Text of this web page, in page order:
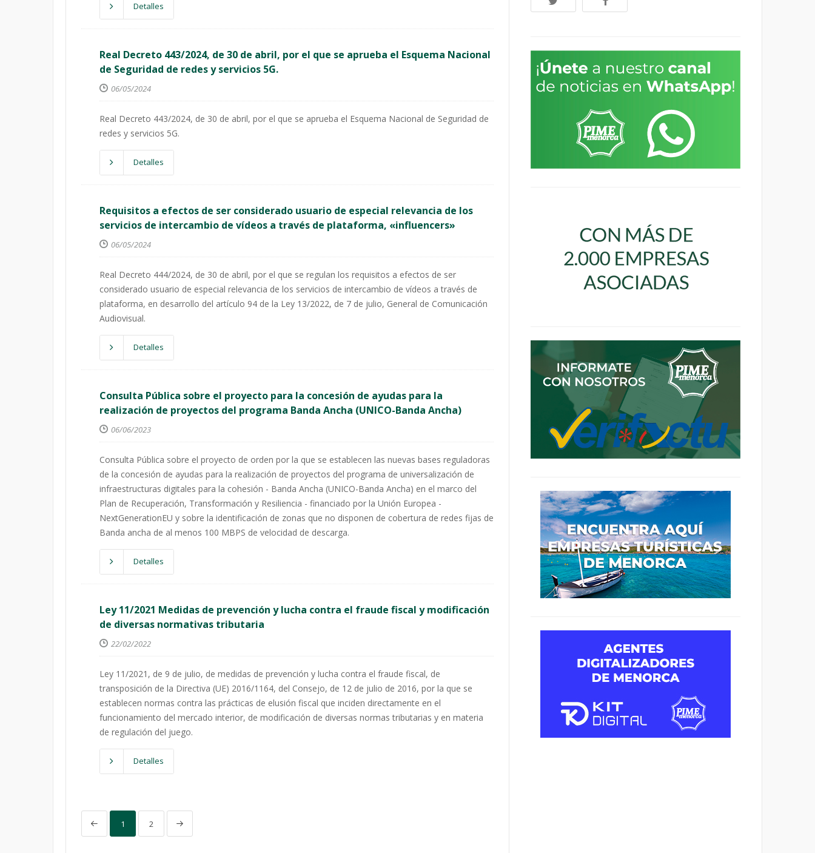
Detalles
Real Decreto 443/2024, de 30 de abril, por el que se aprueba el Esquema Nacional
de Seguridad de redes y servicios 5G.
06/05/2024
Real Decreto 443/2024, de 30 de abril, por el que se aprueba el Esquema Nacional de Seguridad de
redes y servicios 5G.
Detalles
Requisitos a efectos de ser considerado usuario de especial relevancia de los
servicios de intercambio de vídeos a través de plataforma, «influencers»
06/05/2024
Real Decreto 444/2024, de 30 de abril, por el que se regulan los requisitos a efectos de ser
considerado usuario de especial relevancia de los servicios de intercambio de vídeos a través de
plataforma, en desarrollo del artículo 94 de la Ley 13/2022, de 7 de julio, General de Comunicación
Audiovisual.
Detalles
Consulta Pública sobre el proyecto para la concesión de ayudas para la
realización de proyectos del programa Banda Ancha (UNICO-Banda Ancha)
06/06/2023
Consulta Pública sobre el proyecto de orden por la que se establecen las nuevas bases reguladoras
de la concesión de ayudas para la realización de proyectos del programa de universalización de
infraestructuras digitales para la cohesión - Banda Ancha (UNICO-Banda Ancha) en el marco del
Plan de Recuperación, Transformación y Resiliencia - financiado por la Unión Europea -
NextGenerationEU y sobre la identificación de zonas que no disponen de cobertura de redes fijas de
Banda ancha de al menos 100 MBPS de velocidad de descarga.
Detalles
Ley 11/2021 Medidas de prevención y lucha contra el fraude fiscal y modificación
de diversas normativas tributaria
22/02/2022
Ley 11/2021, de 9 de julio, de medidas de prevención y lucha contra el fraude fiscal, de
transposición de la Directiva (UE) 2016/1164, del Consejo, de 12 de julio de 2016, por la que se
establecen normas contra las prácticas de elusión fiscal que inciden directamente en el
funcionamiento del mercado interior, de modificación de diversas normas tributarias y en materia
de regulación del juego.
Detalles
1 2